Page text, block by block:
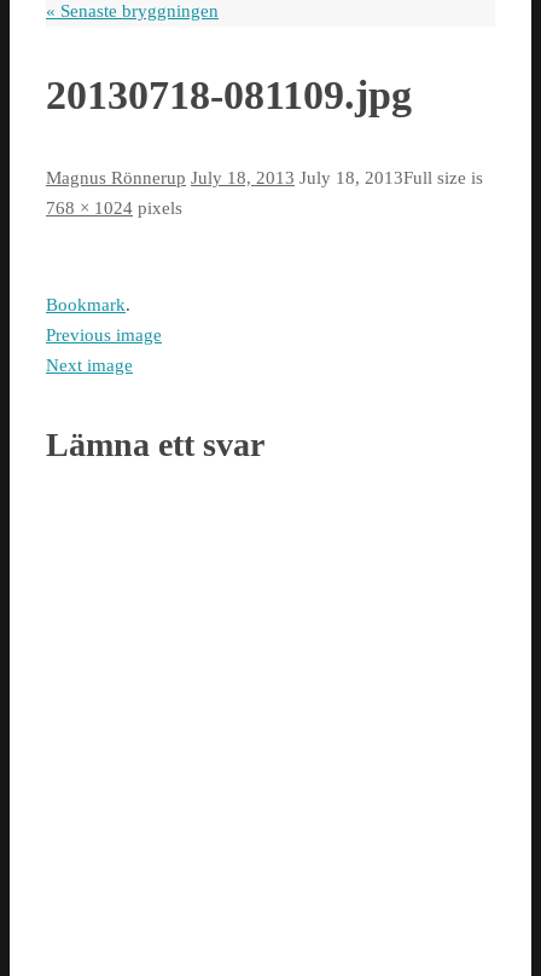
« Senaste bryggningen
20130718-081109.jpg
Magnus Rönnerup July 18, 2013 July 18, 2013Full size is
768 × 1024 pixels
Bookmark.
Previous image
Next image
Lämna ett svar